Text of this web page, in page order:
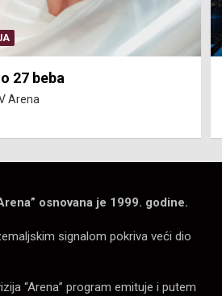
utorak 4. avgust
Arena
osnovana je 1999. godine.
signalom pokriva veći dio
“Arena” program emituje i putem